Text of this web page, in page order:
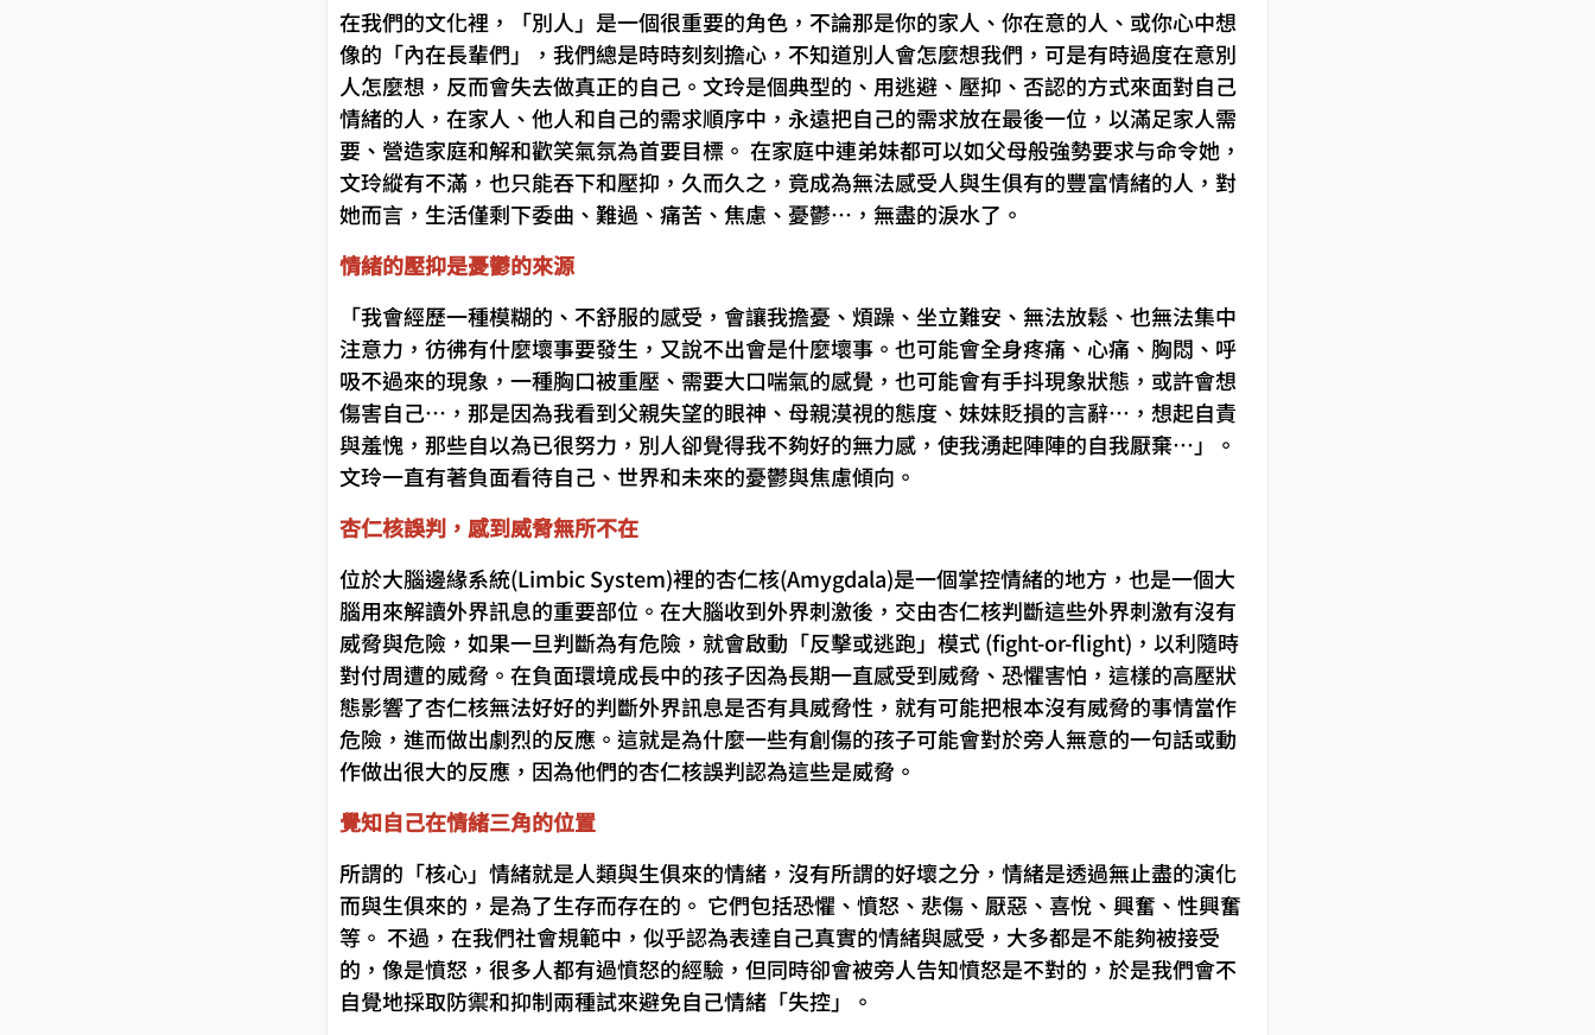
在我們的文化裡，「別人」是一個很重要的角色，不論那是你的家人、你在意的人、或你心中想
像的「內在長輩們」，我們總是時時刻刻擔心，不知道別人會怎麼想我們，可是有時過度在意別
人怎麼想，反而會失去做真正的自己。文玲是個典型的、用逃避、壓抑、否認的方式來面對自己
情緒的人，在家人、他人和自己的需求順序中，永遠把自己的需求放在最後一位，以滿足家人需
要、營造家庭和解和歡笑氣氛為首要目標。 在家庭中連弟妹都可以如父母般強勢要求与命令她，
文玲縱有不滿，也只能吞下和壓抑，久而久之，竟成為無法感受人與生俱有的豐富情緒的人，對
她而言，生活僅剩下委曲、難過、痛苦、焦慮、憂鬱…，無盡的淚水了。
情緒的壓抑是憂鬱的來源
「我會經歷一種模糊的、不舒服的感受，會讓我擔憂、煩躁、坐立難安、無法放鬆、也無法集中
注意力，彷彿有什麼壞事要發生，又說不出會是什麼壞事。也可能會全身疼痛、心痛、胸悶、呼
吸不過來的現象，一種胸口被重壓、需要大口喘氣的感覺，也可能會有手抖現象狀態，或許會想
傷害自己…，那是因為我看到父親失望的眼神、母親漠視的態度、妹妹貶損的言辭…，想起自責
與羞愧，那些自以為已很努力，別人卻覺得我不夠好的無力感，使我湧起陣陣的自我厭棄…」。
文玲一直有著負面看待自己、世界和未來的憂鬱與焦慮傾向。
杏仁核誤判，感到威脅無所不在
位於大腦邊緣系統(Limbic System)裡的杏仁核(Amygdala)是一個掌控情緒的地方，也是一個大
腦用來解讀外界訊息的重要部位。在大腦收到外界刺激後，交由杏仁核判斷這些外界刺激有沒有
威脅與危險，如果一旦判斷為有危險，就會啟動「反擊或逃跑」模式 (fight-or-flight)，以利隨時
對付周遭的威脅。在負面環境成長中的孩子因為長期一直感受到威脅、恐懼害怕，這樣的高壓狀
態影響了杏仁核無法好好的判斷外界訊息是否有具威脅性，就有可能把根本沒有威脅的事情當作
危險，進而做出劇烈的反應。這就是為什麼一些有創傷的孩子可能會對於旁人無意的一句話或動
作做出很大的反應，因為他們的杏仁核誤判認為這些是威脅。
覺知自己在情緒三角的位置
所謂的「核心」情緒就是人類與生俱來的情緒，沒有所謂的好壞之分，情緒是透過無止盡的演化
而與生俱來的，是為了生存而存在的。 它們包括恐懼、憤怒、悲傷、厭惡、喜悅、興奮、性興奮
等。 不過，在我們社會規範中，似乎認為表達自己真實的情緒與感受，大多都是不能夠被接受
的，像是憤怒，很多人都有過憤怒的經驗，但同時卻會被旁人告知憤怒是不對的，於是我們會不
自覺地採取防禦和抑制兩種試來避免自己情緒「失控」。